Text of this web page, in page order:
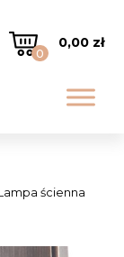
0
0,00 zł
ścienna